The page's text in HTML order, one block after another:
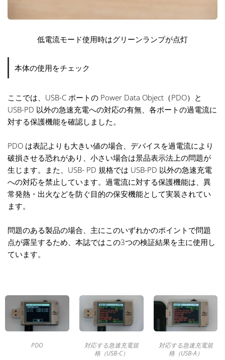
低電流モード使用時はグリーンランプが点灯
本体の使用をチェック
ここでは、USB-C ポートの Power Data Object（PDO）と
USB-PD 以外の急速充電への対応の有無、各ポートの過電流に
対する保護機能を確認しました。
PDO は表記よりも大きい値の場合、デバイスを過電流により
破損させる恐れがあり、小さい場合は景品表示法上の問題が
生じます。また、USB- PD 規格では USB-PD 以外の急速充電
への対応を禁止しています。過電流に対する保護機能は、異
常発熱・出火などを防ぐ目的の保安機能として実装されてい
ます。
問題のある製品の場合、主にこのいずれかのポイントで問題
点が露呈するため、本誌ではこの3つの検証結果を主に使用し
ています。
PDO
対応する急速充電規
格（USB-C）
対応する急速充電規
格（USB-A）